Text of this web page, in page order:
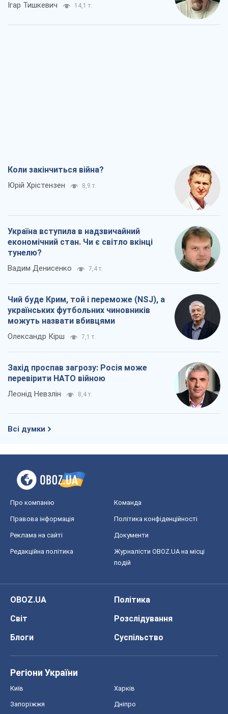
Ігар Тишкевич 14,1 т.
Коли закінчиться війна?
Юрій Хрістензен 8,9 т.
Україна вступила в надзвичайний
економічний стан. Чи є світло вкінці
тунелю?
Вадим Денисенко 7,4 т.
Чий буде Крим, той і переможе (NSJ), а
українських футбольних чиновників
можуть назвати вбивцями
Олександр Кірш 7,1 т.
Захід проспав загрозу: Росія може
перевірити НАТО війною
Леонід Невзлін 8,4 т.
Всі думки
Про компанію Команда
Правова інформація Політика конфіденційності
Реклама на сайті Документи
Редакційна політика
Журналісти OBOZ.UA на місці
подій
OBOZ.UA
Політика
Світ
Розслідування
Блоги
Суспільство
Регіони України
Київ Харків
Запоріжжя Дніпро